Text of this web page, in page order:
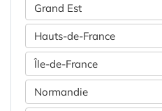
Grand Est
Hauts-de-France
Île-de-France
Normandie